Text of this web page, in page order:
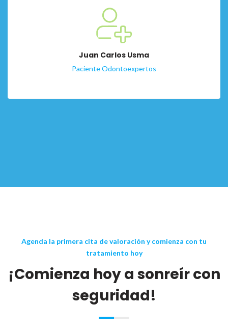
Juan Carlos Usma
Paciente Odontoexpertos
Agenda la primera cita de valoración y comienza con tu
tratamiento hoy
¡Comienza hoy a sonreír con
seguridad!